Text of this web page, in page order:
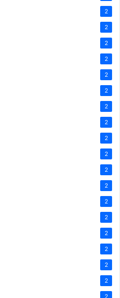
2
2
2
2
2
2
2
2
2
2
2
2
2
2
2
2
2
2
2